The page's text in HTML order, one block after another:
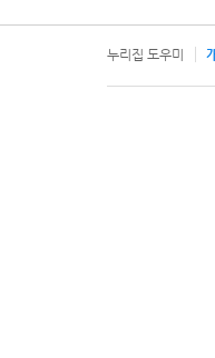
누리집 도우미
문의 전